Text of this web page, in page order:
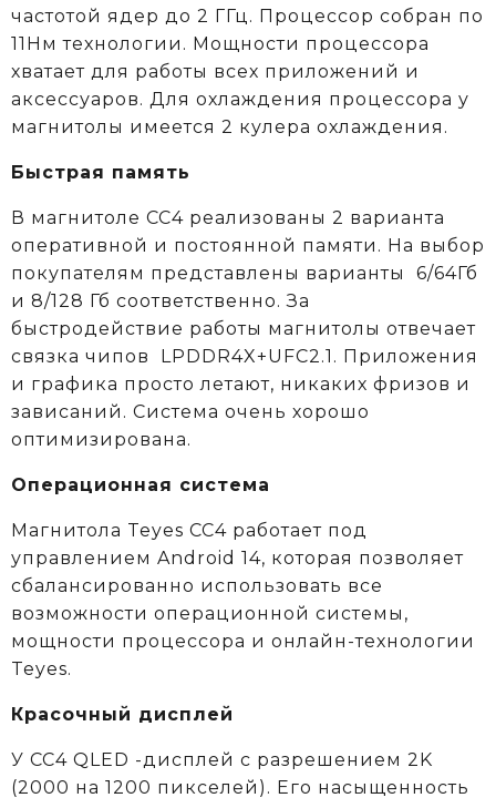
частотой ядер до 2 ГГц. Процессор собран по
11Нм технологии. Мощности процессора
хватает для работы всех приложений и
аксессуаров. Для охлаждения процессора у
магнитолы имеется 2 кулера охлаждения.
Быстрая память
В магнитоле CC4 реализованы 2 варианта
оперативной и постоянной памяти. На выбор
покупателям представлены варианты 6/64Гб
и 8/128 Гб соответственно. За
быстродействие работы магнитолы отвечает
связка чипов LPDDR4X+UFC2.1. Приложения
и графика просто летают, никаких фризов и
зависаний. Система очень хорошо
оптимизирована.
Операционная система
Магнитола Teyes CC4 работает под
управлением Android 14, которая позволяет
сбалансированно использовать все
возможности операционной системы,
мощности процессора и онлайн-технологии
Teyes.
Красочный дисплей
У CC4 QLED -дисплей с разрешением 2K
(2000 на 1200 пикселей). Его насыщенность